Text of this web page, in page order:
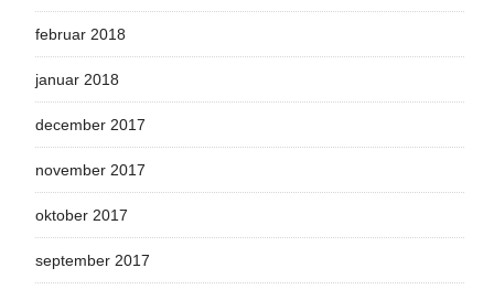
februar 2018
januar 2018
december 2017
november 2017
oktober 2017
september 2017